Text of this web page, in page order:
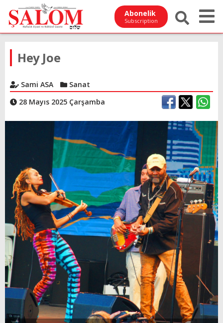
Abonelik
Subscription
Hey Joe
Sami ASA
Sanat
28 Mayıs 2025 Çarşamba